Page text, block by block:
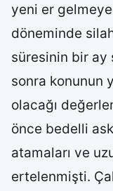
yeni er
döneminde
süresinin bir ay
sonra konunun
olacağı
önce bedelli
atamaları ve
ertelenmişti.